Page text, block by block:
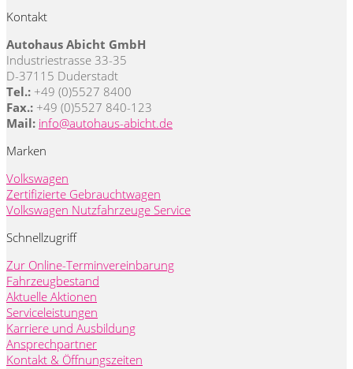
Kontakt
Autohaus Abicht GmbH
Industriestrasse 33-35
D-37115 Duderstadt
Tel.: +49 (0)5527 8400
Fax.: +49 (0)5527 840-123
Mail: info@autohaus-abicht.de
Marken
Volkswagen
Zertifizierte Gebrauchtwagen
Volkswagen Nutzfahrzeuge Service
Schnellzugriff
Zur Online-Terminvereinbarung
Fahrzeugbestand
Aktuelle Aktionen
Serviceleistungen
Karriere und Ausbildung
Ansprechpartner
Kontakt & Öffnungszeiten